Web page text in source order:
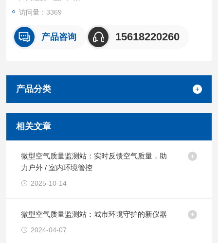
访问量：3369
产品咨询 15618220260
产品分类
相关文章
微型空气质量监测站：实时反馈空气质量，助
力户外 / 室内环境管控
2025-10-14
微型空气质量监测站：城市环境守护的新仪器
2024-04-07